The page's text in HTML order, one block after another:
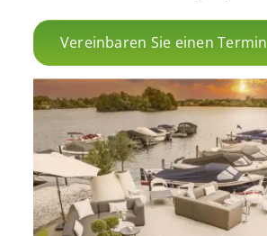
Vereinbaren Sie einen Termin